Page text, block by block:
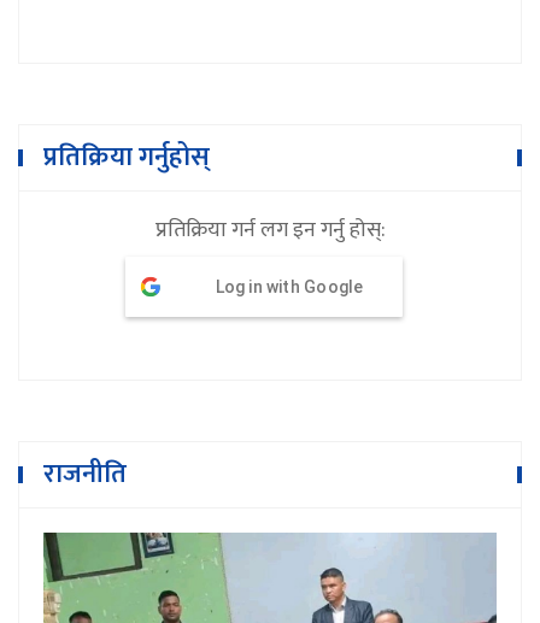
प्रतिक्रिया गर्नुहोस्
प्रतिक्रिया गर्न लग इन गर्नु होस्:
Log in with Google
राजनीति